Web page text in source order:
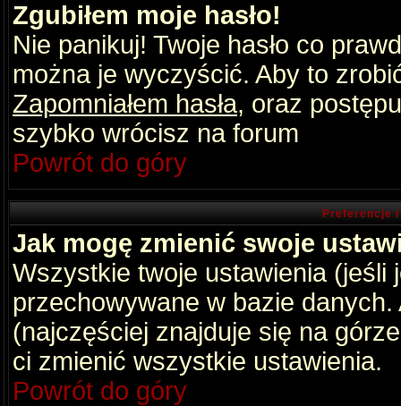
Zgubiłem moje hasło!
Nie panikuj! Twoje hasło co
można je wyczyścić. Aby to
Zapomniałem hasła, oraz
szybko wrócisz na forum
Powrót do góry
Preferencje
Jak mogę zmienić swoje
Wszystkie twoje ustawienia (jeśli
przechowywane w bazie
(najczęściej znajduje się na
ci zmienić wszystkie ustawienia.
Powrót do góry